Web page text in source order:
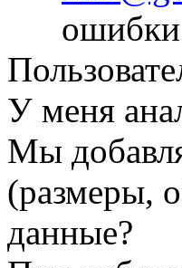
У меня
Мы
(размеры,
данные?